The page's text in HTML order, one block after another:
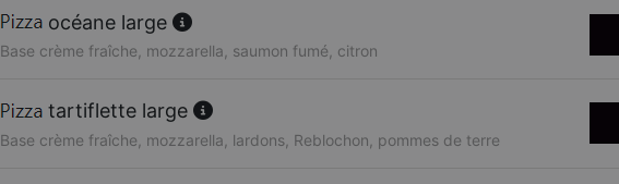
océane large
Base crème fraîche, mozzarella, saumon fumé, citron
tartiflette large
Base crème fraîche, mozzarella, lardons, Reblochon, pommes de terre